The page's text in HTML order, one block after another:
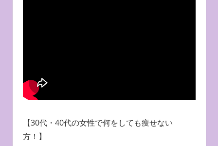
【30代・40代の女性で何をしても痩せない
方！】